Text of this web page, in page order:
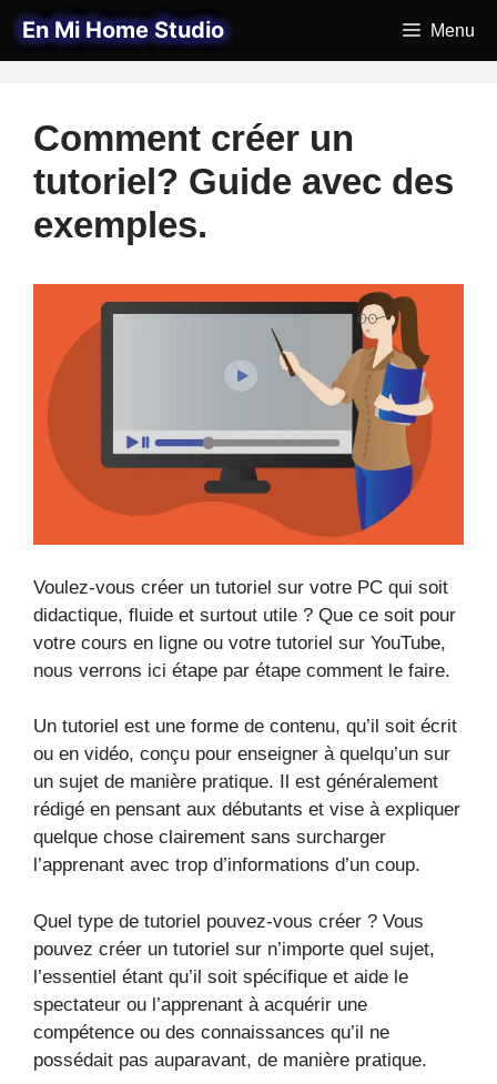
Aller
au
contenu
En Mi Home Studio Menu
Comment créer un
tutoriel? Guide avec des
exemples.
Voulez-vous créer un tutoriel sur votre PC qui soit
didactique, fluide et surtout utile ? Que ce soit pour
votre cours en ligne ou votre tutoriel sur YouTube,
nous verrons ici étape par étape comment le faire.
Un tutoriel est une forme de contenu, qu’il soit écrit
ou en vidéo, conçu pour enseigner à quelqu’un sur
un sujet de manière pratique. Il est généralement
rédigé en pensant aux débutants et vise à expliquer
quelque chose clairement sans surcharger
l’apprenant avec trop d’informations d’un coup.
Quel type de tutoriel pouvez-vous créer ? Vous
pouvez créer un tutoriel sur n’importe quel sujet,
l’essentiel étant qu’il soit spécifique et aide le
spectateur ou l’apprenant à acquérir une
compétence ou des connaissances qu’il ne
possédait pas auparavant, de manière pratique.